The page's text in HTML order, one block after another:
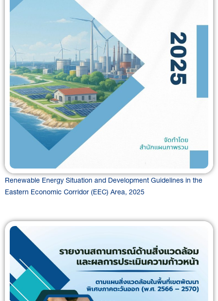
Renewable Energy Situation and Development Guidelines in the
Eastern Economic Corridor (EEC) Area, 2025